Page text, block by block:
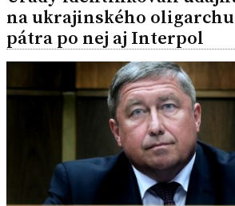
na ukrajinského
pátra po nej aj Interpol